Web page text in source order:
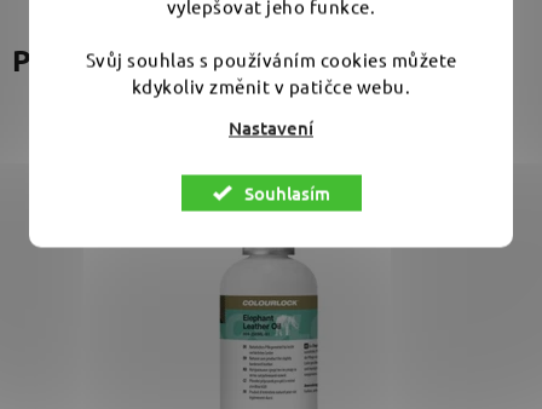
vylepšovat jeho funkce.
Svůj souhlas s používáním cookies můžete
kdykoliv změnit v patičce webu.
Nastavení
Souhlasím
Podobné produkty